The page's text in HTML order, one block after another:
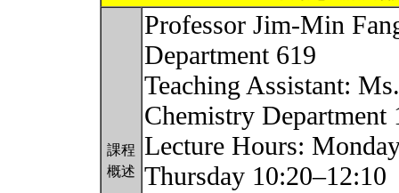
課程
概述
Professor Jim-Min
Department 619
Teaching Assistant:
Chemistry Department
Lecture Hours:
Thursday